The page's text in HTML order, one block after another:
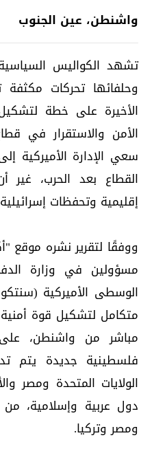
واشنطن، عين الجنوب
تشهد الكواليس
وحلفائها تحركات
الأخيرة على خطة
الأمن والاستقرار في
سعي الإدارة الأميركية
القطاع بعد الحرب، غير
إقليمية وتحفظات
ووفقًا لتقرير نشره موقع
مسؤولين في وزارة
الوسطى الأميركية
متكامل لتشكيل قوة
مباشر من واشنطن،
فلسطينية جديدة يتم
الولايات المتحدة ومصر
دول عربية وإسلامية، من
ومصر وتركيا.